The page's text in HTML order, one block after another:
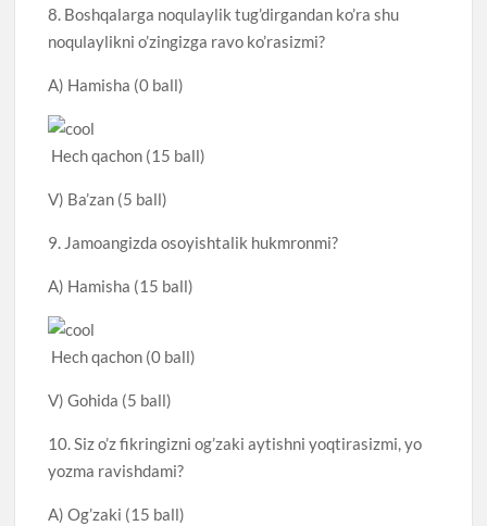
8. Boshqalarga noqulaylik tug’dirgandan ko’ra shu
noqulaylikni o’zingizga ravo ko’rasizmi?
A) Hamisha (0 ball)
Hech qachon (15 ball)
V) Ba’zan (5 ball)
9. Jamoangizda osoyishtalik hukmronmi?
A) Hamisha (15 ball)
Hech qachon (0 ball)
V) Gohida (5 ball)
10. Siz o’z fikringizni og’zaki aytishni yoqtirasizmi, yo
yozma ravishdami?
A) Og’zaki (15 ball)